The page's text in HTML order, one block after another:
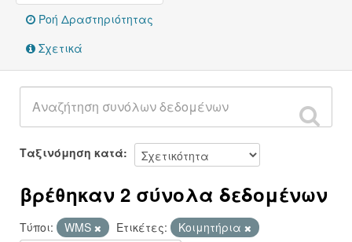
Σχετικά
Ροή Δραστηριότητας
Σχετικά
Ταξινόμηση κατά
βρέθηκαν 2 σύνολα δεδομένων
Τύποι: WMS Ετικέτες:
Κοιμητήρια